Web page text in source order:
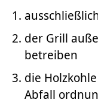
der Grill
betreiben
die
Abfall